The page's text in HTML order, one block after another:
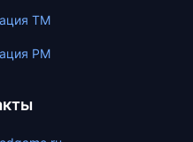
ТМ
PM